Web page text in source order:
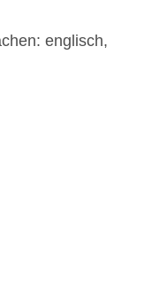
täglich um 23
englisch,